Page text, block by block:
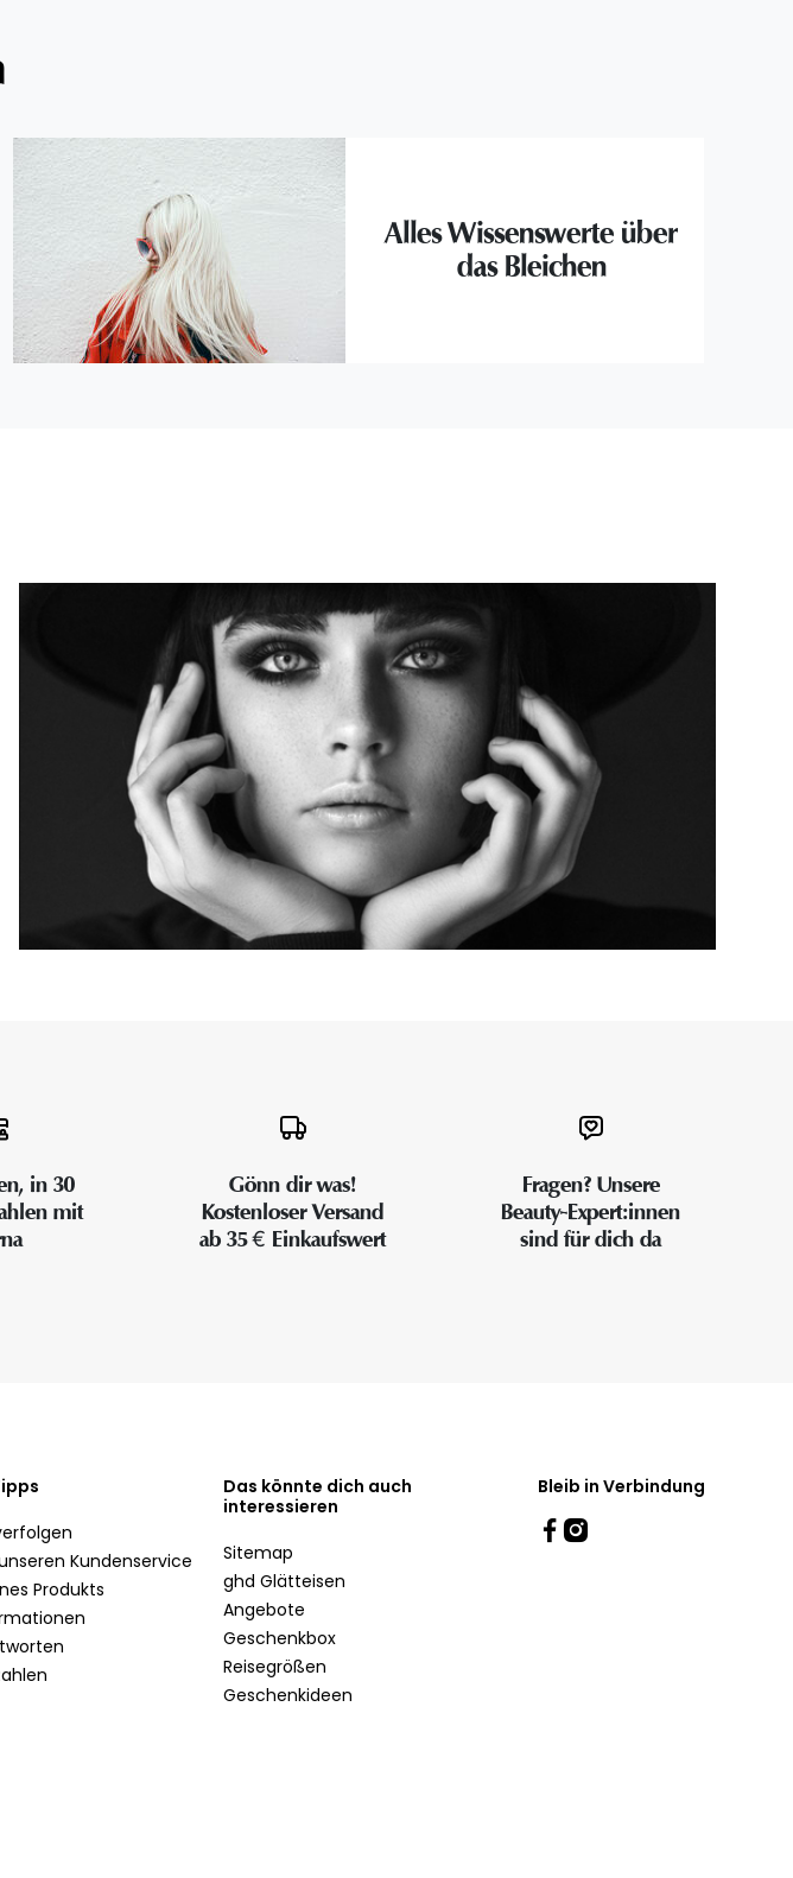
Alles Wissenswerte über
das Bleichen
in 30
mit
Gönn dir was!
Kostenloser Versand
ab 35 € Einkaufswert
Fragen? Unsere
Beauty-Expert:innen
sind für dich da
Kundenservice
Produkts
Das könnte dich auch
interessieren
Sitemap
ghd Glätteisen
Angebote
Geschenkbox
Reisegrößen
Geschenkideen
Bleib in Verbindung